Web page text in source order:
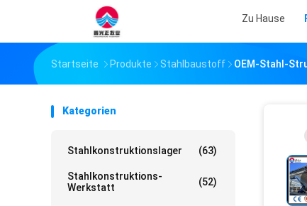
Zu Hause
Startseite Produkte Stahlbaustoff OEM-Stahl-
Kategorien
Stahlkonstruktionslager (63)
Stahlkonstruktions-
Werkstatt
(52)